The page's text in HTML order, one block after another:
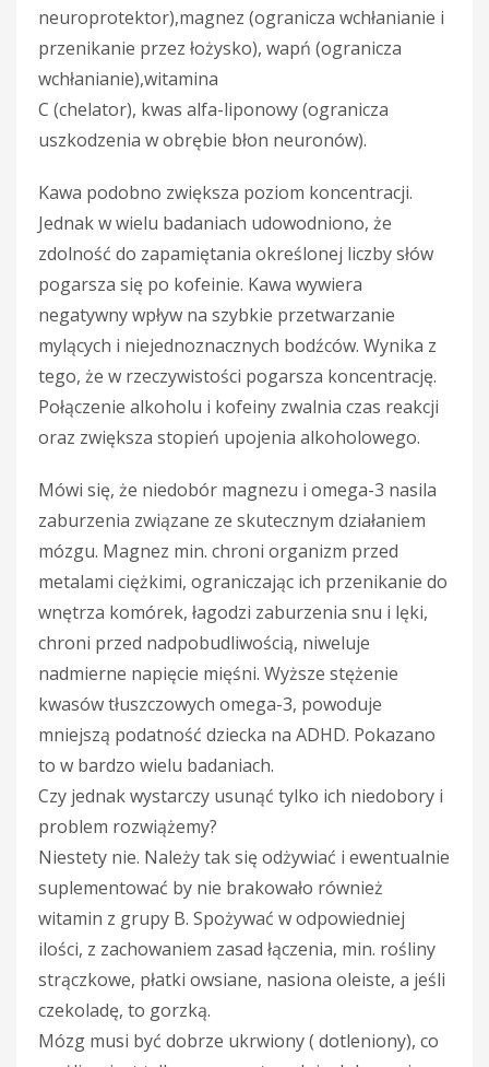
neuroprotektor),magnez (ogranicza wchłanianie i
przenikanie przez łożysko), wapń (ogranicza
wchłanianie),witamina
C (chelator), kwas alfa-liponowy (ogranicza
uszkodzenia w obrębie błon neuronów).
Kawa podobno zwiększa poziom koncentracji.
Jednak w wielu badaniach udowodniono, że
zdolność do zapamiętania określonej liczby słów
pogarsza się po kofeinie. Kawa wywiera
negatywny wpływ na szybkie przetwarzanie
mylących i niejednoznacznych bodźców. Wynika z
tego, że w rzeczywistości pogarsza koncentrację.
Połączenie alkoholu i kofeiny zwalnia czas reakcji
oraz zwiększa stopień upojenia alkoholowego.
Mówi się, że niedobór magnezu i omega-3 nasila
zaburzenia związane ze skutecznym działaniem
mózgu. Magnez min. chroni organizm przed
metalami ciężkimi, ograniczając ich przenikanie do
wnętrza komórek, łagodzi zaburzenia snu i lęki,
chroni przed nadpobudliwością, niweluje
nadmierne napięcie mięśni. Wyższe stężenie
kwasów tłuszczowych omega-3, powoduje
mniejszą podatność dziecka na ADHD. Pokazano
to w bardzo wielu badaniach.
Czy jednak wystarczy usunąć tylko ich niedobory i
problem rozwiążemy?
Niestety nie. Należy tak się odżywiać i ewentualnie
suplementować by nie brakowało również
witamin z grupy B. Spożywać w odpowiedniej
ilości, z zachowaniem zasad łączenia, min. rośliny
strączkowe, płatki owsiane, nasiona oleiste, a jeśli
czekoladę, to gorzką.
Mózg musi być dobrze ukrwiony ( dotleniony), co